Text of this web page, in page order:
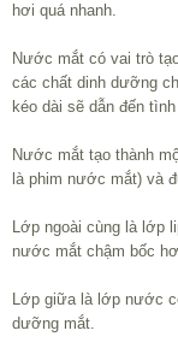
hơi quá nhanh.
Nước mắt có vai trò
các chất dinh dưỡng
kéo dài sẽ dẫn đến
Nước mắt tạo thành
là phim nước mắt) và
Lớp ngoài cùng là lớp
nước mắt chậm bốc
Lớp giữa là lớp nước
dưỡng mắt.